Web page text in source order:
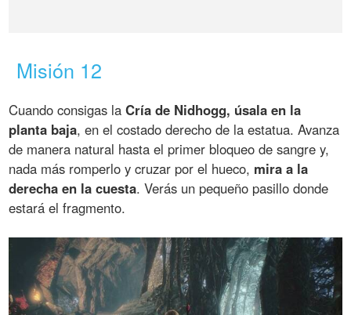
Misión 12
Cuando consigas laCría de Nidhogg, úsala en la
planta baja, en el costado derecho de la estatua. Avanza
de manera natural hasta el primer bloqueo de sangre y,
nada más romperlo y cruzar por el hueco, mira a la
derecha en la cuesta. Verás un pequeño pasillo donde
estará el fragmento.